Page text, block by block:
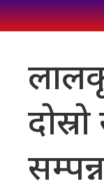
सम्पन्न